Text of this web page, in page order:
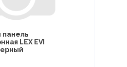
панель
LEX EVI